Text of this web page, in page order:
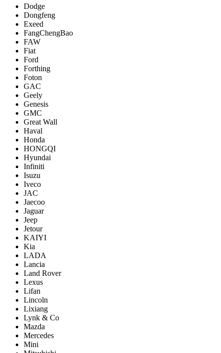
Dodge
Dongfeng
Exeed
FangChengBao
FAW
Fiat
Ford
Forthing
Foton
GAC
Geely
Genesis
GMC
Great Wall
Haval
Honda
HONGQI
Hyundai
Infiniti
Isuzu
Iveco
JAC
Jaecoo
Jaguar
Jeep
Jetour
KAIYI
Kia
LADA
Lancia
Land Rover
Lexus
Lifan
Lincoln
Lixiang
Lynk & Co
Mazda
Mercedes
Mini